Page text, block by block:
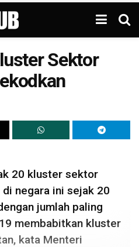
Sektor
20 kluster sektor
negara ini sejak 20
jumlah paling
membabitkan kluster
kata Menteri